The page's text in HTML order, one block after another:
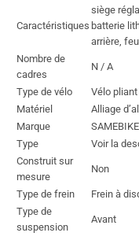
Caractéristiques
siège
batterie
arrière,
Nombre de
cadres
N / A
Type de vélo
Vélo pliant
Matériel
Alliage
Marque
SAMEBIKE
Type
Voir la
Construit sur
mesure
Non
Type de frein
Frein à
Type de
suspension
Avant